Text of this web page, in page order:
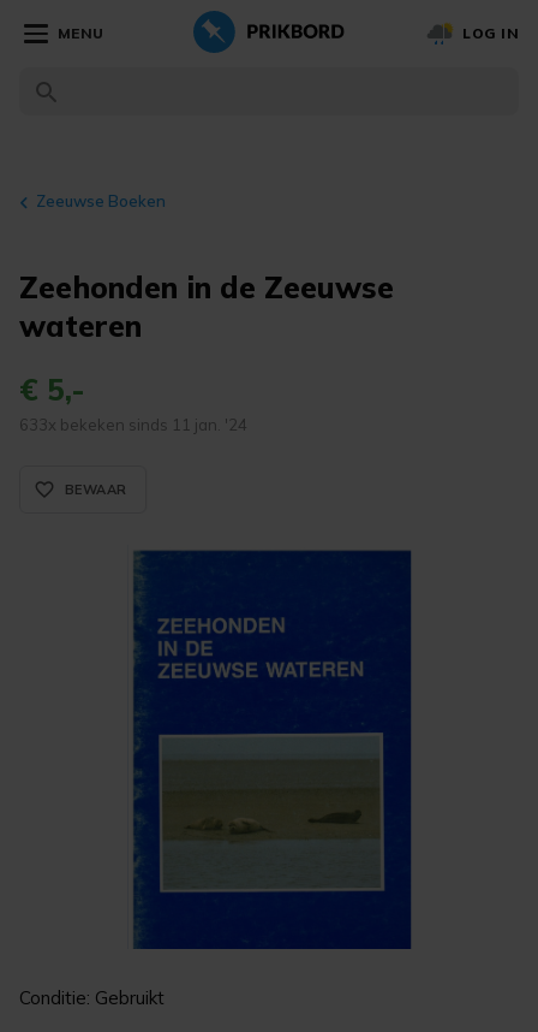
MENU LOG IN
Zeeuwse Boeken
Zeehonden in de Zeeuwse
wateren
€ 5,-
633x bekeken sinds 11 jan. '24
favorite_border_rounded
BEWAAR
Conditie: Gebruikt